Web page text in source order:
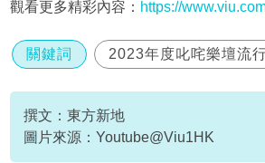
觀看更多精彩內容： https://
關鍵詞 2023年度叱咤樂壇流
亞博
叱咤
撰文：東方新地
圖片來源：Youtube@Viu1HK
資料或影片來源：Youtube@Viu1HK